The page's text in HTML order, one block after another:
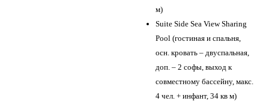
м)
Suite Side Sea View Sharing
Pool (гостиная и спальня,
осн. кровать – двуспальная,
доп. – 2 софы, выход к
совместному бассейну, макс.
4 чел. + инфант, 34 кв м)